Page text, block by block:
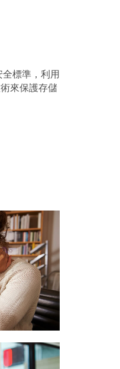
標準，利用
來保護存儲